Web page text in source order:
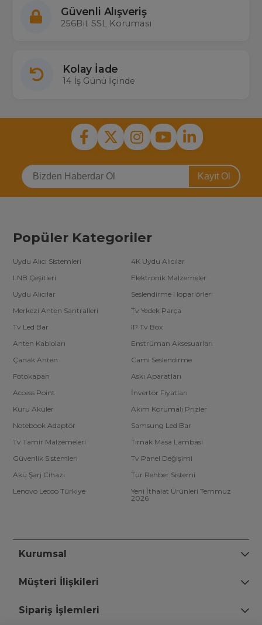
Güvenli Alışveriş
256Bit SSL Koruması
Kolay İade
14 İş Günü İçinde
Kayıt Ol
Popüler Kategoriler
Uydu Alıcı Sistemleri
4K Uydu Alıcılar
LNB Çeşitleri
Elektronik Malzemeler
Uydu Alıcılar
Seslendirme Hoparlörleri
Merkezi Anten Santralleri
Tv Yedek Parça
Tv Led Bar
IP Tv Box
Anten Kabloları
Enstrüman Aksesuarları
Çanak Anten
Cami Seslendirme
Fotokapan
Askı Aparatları
Access Point
İnvertör Fiyatları
Kuru Aküler
Akım Korumalı Prizler
Notebook Adaptör
Samsung Led Bar
Tv Tamir Malzemeleri
Tırnak Masa Lambası
Güvenlik Sistemleri
Tv Panel Değişimi
Akü Şarj Cihazı
Tur Rehber Sistemi
Lenovo Lecoo Türkiye
Yeni İthalat Ürünleri Temmuz
2026
Kurumsal
Müşteri İlişkileri
Sipariş İşlemleri